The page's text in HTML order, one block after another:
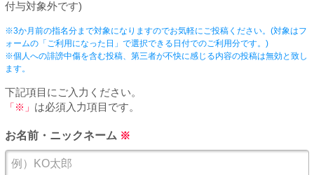
PUA'池袋
PUA'新橋
PUA'蒲田
PUA'羽田
付与対象外です)
※3か月前の指名分まで対象になりますのでお気軽にご投稿ください。(対象はフ
ォームの「ご利用になった日」で選択できる日付でのご利用分です。)
※個人への誹謗中傷を含む投稿、第三者が不快に感じる内容の投稿は無効と致し
ます。
下記項目にご入力ください。
「※」 は必須入力項目です。
お名前・ニックネーム ※